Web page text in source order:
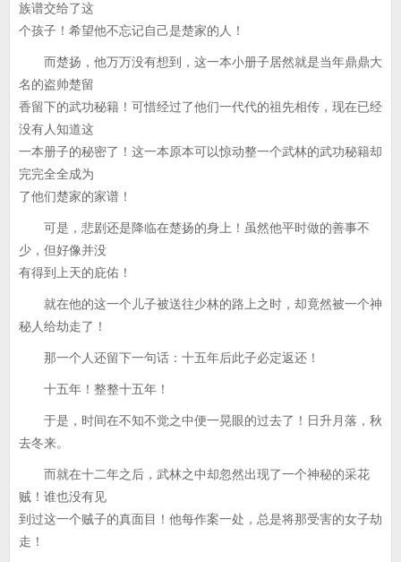
族谱交给了这
个孩子！希望他不忘记自己是楚家的人！
而楚扬，他万万没有想到，这一本小册子居然就是当年鼎鼎大
名的盗帅楚留
香留下的武功秘籍！可惜经过了他们一代代的祖先相传，现在已经
没有人知道这
一本册子的秘密了！这一本原本可以惊动整一个武林的武功秘籍却
完完全全成为
了他们楚家的家谱！
可是，悲剧还是降临在楚扬的身上！虽然他平时做的善事不
少，但好像并没
有得到上天的庇佑！
就在他的这一个儿子被送往少林的路上之时，却竟然被一个神
秘人给劫走了！
那一个人还留下一句话：十五年后此子必定返还！
十五年！整整十五年！
于是，时间在不知不觉之中便一晃眼的过去了！日升月落，秋
去冬来。
而就在十二年之后，武林之中却忽然出现了一个神秘的采花
贼！谁也没有见
到过这一个贼子的真面目！他每作案一处，总是将那受害的女子劫
走！